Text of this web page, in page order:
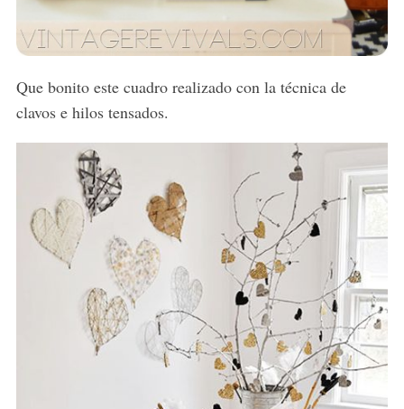
Que bonito este cuadro realizado con la técnica de
clavos e hilos tensados.